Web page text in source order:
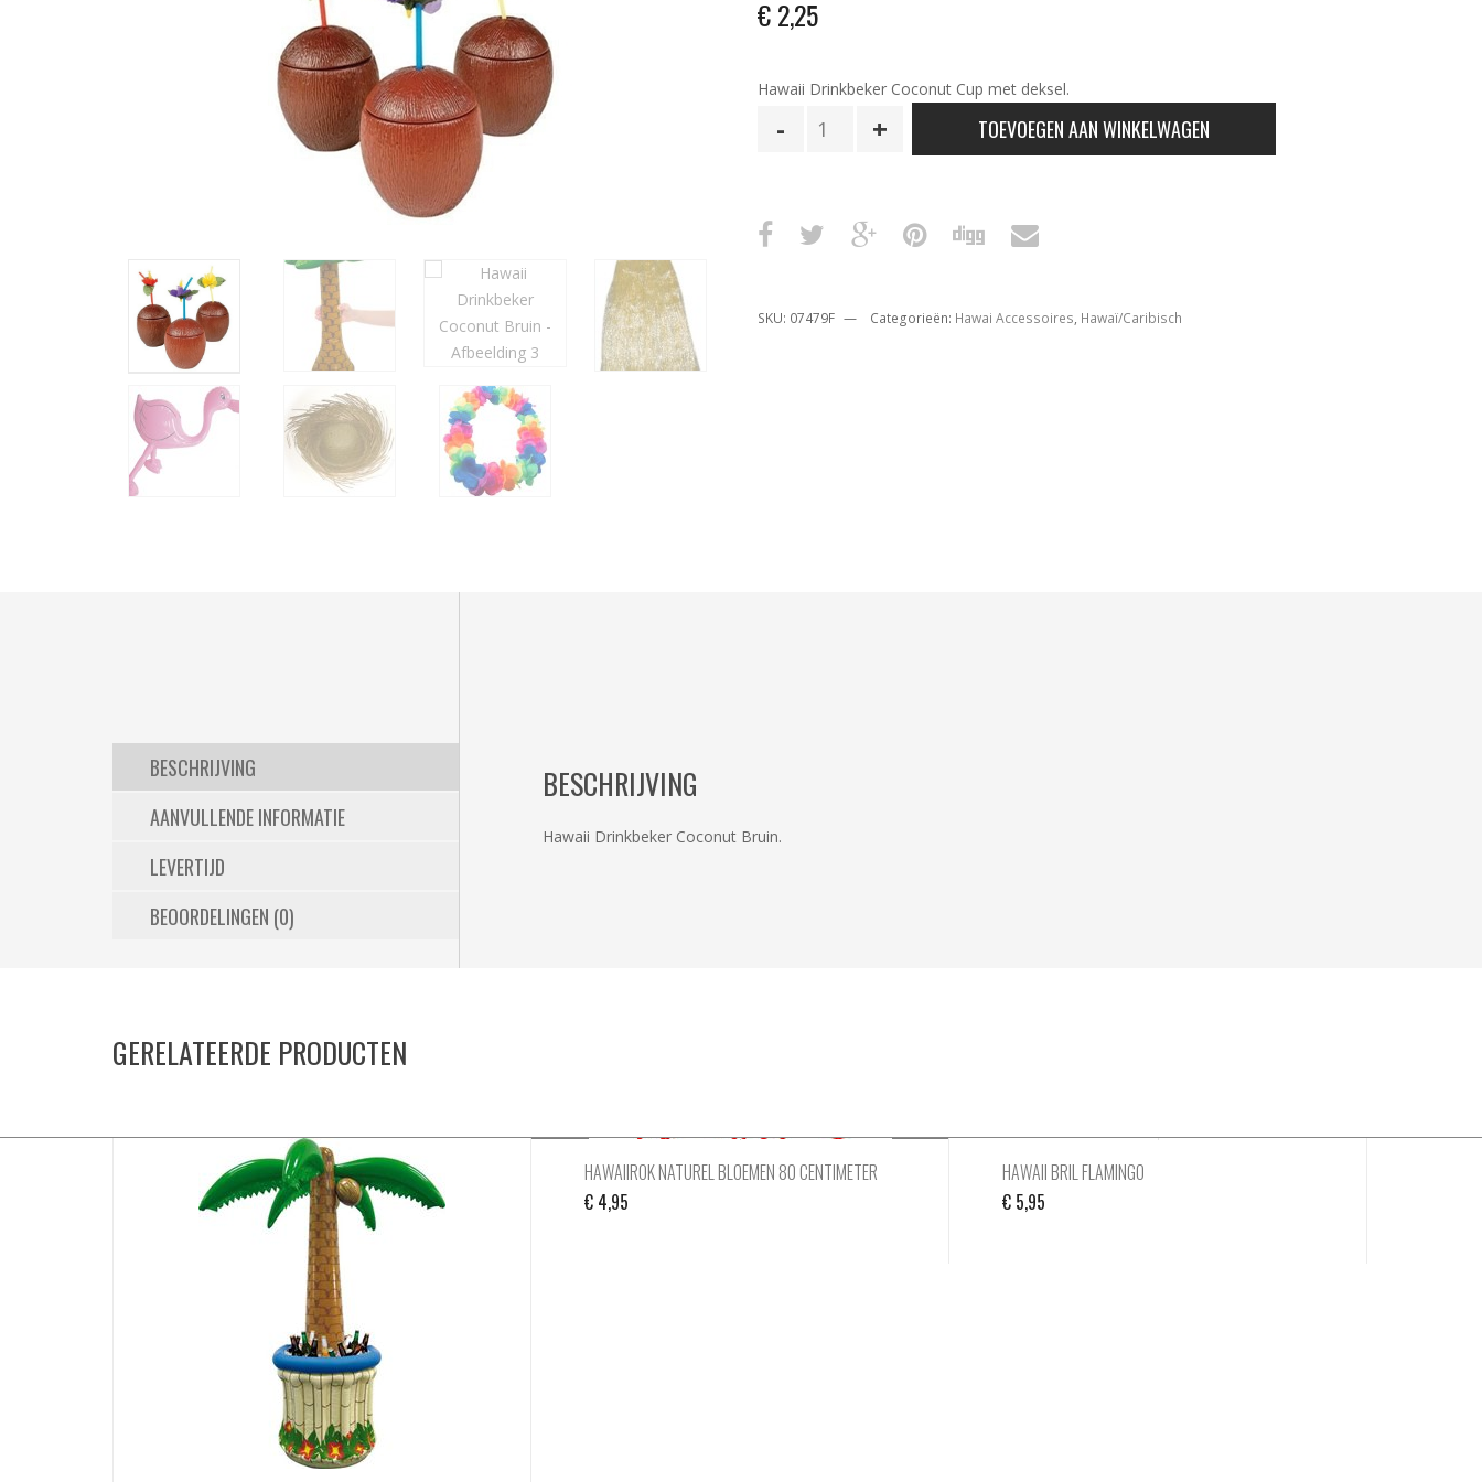
€2,25
Hawaii Drinkbeker Coconut Cup met deksel.
Hawaii
aantal
TOEVOEGEN AAN WINKELWAGEN
SKU: 07479F Categorieën: Hawai Accessoires, Hawaï/Caribisch
BESCHRIJVING
AANVULLENDE INFORMATIE
LEVERTIJD
BEOORDELINGEN (0)
BESCHRIJVING
Hawaii Drinkbeker Coconut Bruin.
GERELATEERDE PRODUCTEN
HAWAIIROK NATUREL BLOEMEN 80 CENTIMETER
€ 4,95
HAWAII BRIL FLAMINGO
€ 5,95